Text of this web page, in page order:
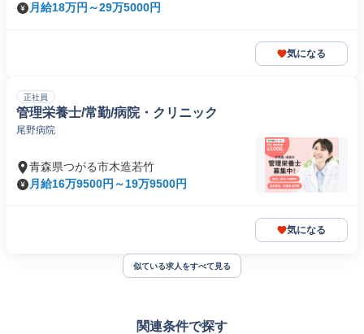
月給18万円～29万5000円
気になる
正社員
管理栄養士/常勤/病院・クリニック
尾野病院
青森県つがる市木造若竹
月給16万9500円～19万9500円
気になる
似ている求人をすべて見る
関連条件で探す